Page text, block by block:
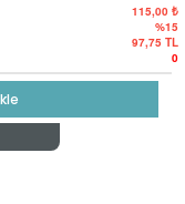
115,00 ₺
%15
97,75 TL
0